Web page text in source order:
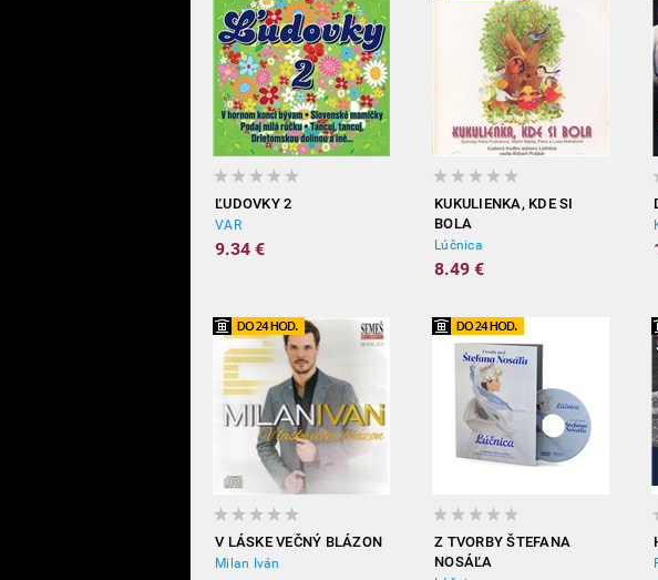
ĽUDOVKY 2
VAR
9.34 €
KUKULIENKA, KDE SI
BOLA
Lúčnica
8.49 €
V LÁSKE VEČNÝ BLÁZON
Milan Iván
Z TVORBY ŠTEFANA
NOSÁĽA